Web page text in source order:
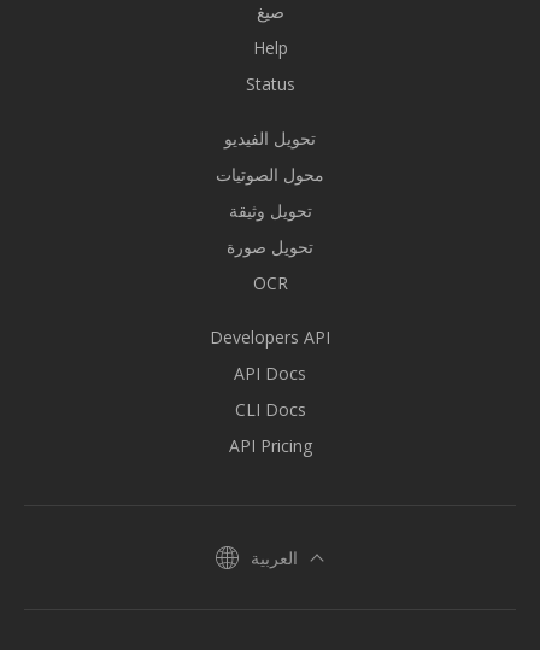
صيغ
Help
Status
تحويل الفيديو
محول الصوتيات
تحويل وثيقة
تحويل صورة
OCR
Developers API
API Docs
CLI Docs
API Pricing
العربية